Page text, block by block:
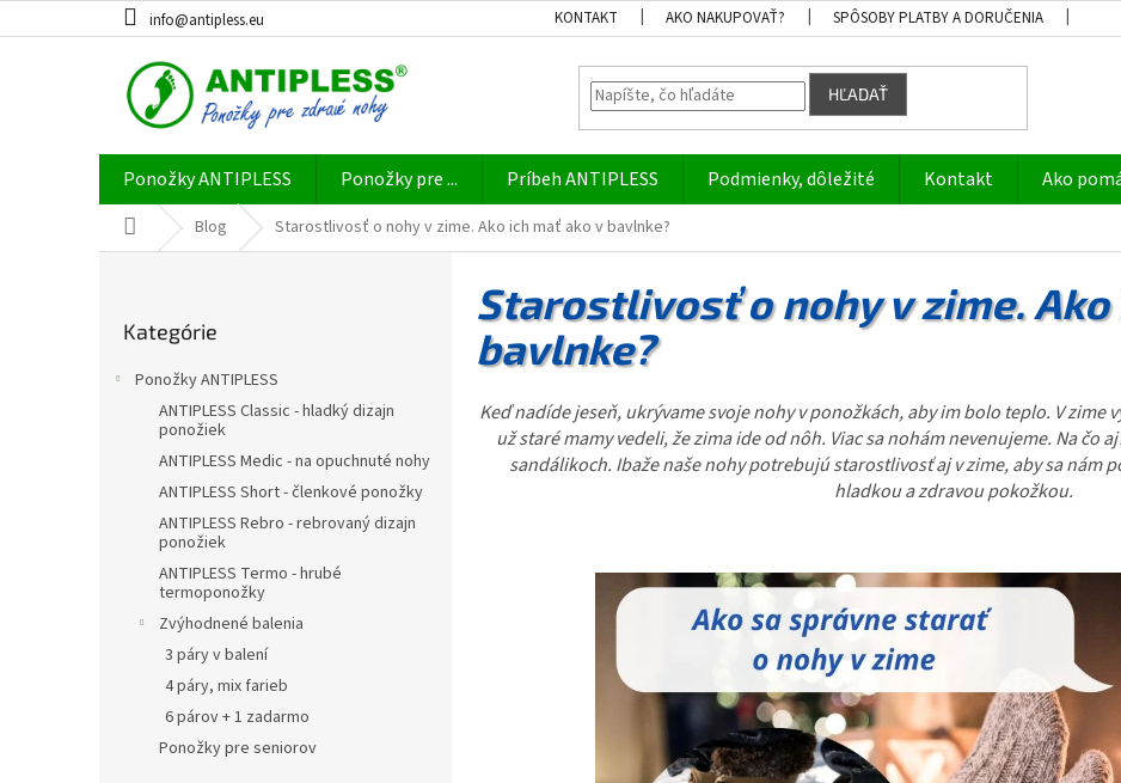
na
info@antipless.eu KONTAKT AKO NAKUPOVAŤ? SPÔSOBY PLATBY A DORUČENIA
HĽADAŤ
Ponožky ANTIPLESS Ponožky pre ... Príbeh ANTIPLESS Podmienky, dôležité Kontakt Ako
DomovBlog Starostlivosť o nohy v zime. Ako ich mať ako v bavlnke?
kategórie
Kategórie
Ponožky ANTIPLESS
ANTIPLESS Classic - hladký dizajn
ponožiek
ANTIPLESS Medic - na opuchnuté nohy
ANTIPLESS Short - členkové ponožky
ANTIPLESS Rebro - rebrovaný dizajn
ponožiek
ANTIPLESS Termo - hrubé
termoponožky
Zvýhodnené balenia
3 páry v balení
4 páry, mix farieb
6 párov + 1 zadarmo
Ponožky pre seniorov
Starostlivosť o nohy v zime. Ako
bavlnke?
Keď nadíde jeseň, ukrývame svoje nohy v ponožkách, aby im bolo teplo. V
už staré mamy vedeli, že zima ide od nôh. Viac sa nohám nevenujeme. Na čo
sandálikoch. Ibaže naše nohy potrebujú starostlivosť aj v zime, aby sa nám
hladkou a zdravou pokožkou.